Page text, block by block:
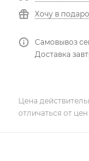
Хочу в
Самовывоз
Доставка
Цена
отличаться от